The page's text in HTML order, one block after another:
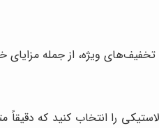
ویژه، از جمله مزایای
را انتخاب کنید که دقیقاً